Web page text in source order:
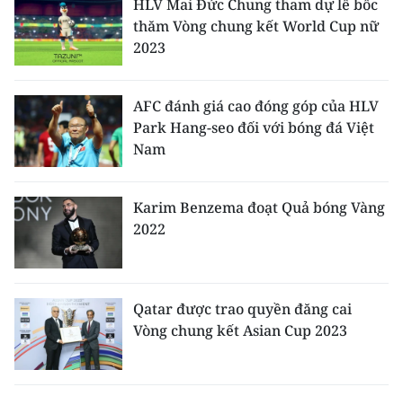
CHUYÊN ĐỀ
VỀ BÁO NHÂN DÂN
NHÂN DÂN CUỐI TUẦN
NHÂN DÂN HẰNG THÁNG
MUA BÁO
ĐỌC BÁO IN
HLV Mai Đức Chung tham dự lễ bốc
thăm Vòng chung kết World Cup nữ
2023
AFC đánh giá cao đóng góp của HLV
Park Hang-seo đối với bóng đá Việt
Nam
Karim Benzema đoạt Quả bóng Vàng
2022
Qatar được trao quyền đăng cai
Vòng chung kết Asian Cup 2023